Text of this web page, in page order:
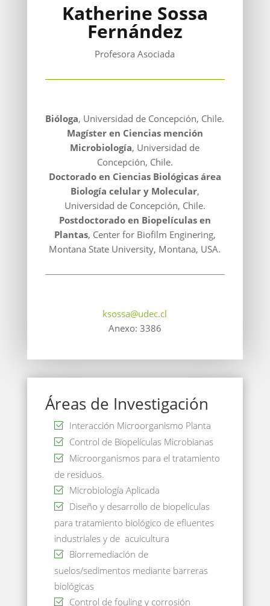
Katherine Sossa
Fernández
Profesora Asociada
Bióloga, Universidad de Concepción, Chile.
Magíster en Ciencias mención
Microbiología, Universidad de
Concepción, Chile.
Doctorado en Ciencias Biológicas área
Biología celular y Molecular,
Universidad de Concepción, Chile.
Postdoctorado en Biopelículas en
Plantas, Center for Biofilm Enginering,
Montana State University, Montana, USA.
ksossa@udec.cl
Anexo: 3386
Áreas de Investigación
Interacción Microorganismo Planta
Control de Biopelículas Microbianas
Microorganismos para el tratamiento
de residuos.
Microbiología Aplicada
Diseño y desarrollo de biopelículas
para tratamiento biológico de efluentes
industriales y de acuicultura
Biorremediación de
suelos/sedimentos mediante barreras
biológicas
Control de fouling y corrosión